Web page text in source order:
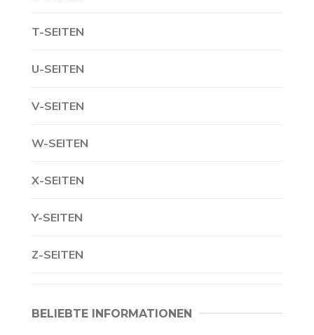
T-SEITEN
U-SEITEN
V-SEITEN
W-SEITEN
X-SEITEN
Y-SEITEN
Z-SEITEN
BELIEBTE INFORMATIONEN